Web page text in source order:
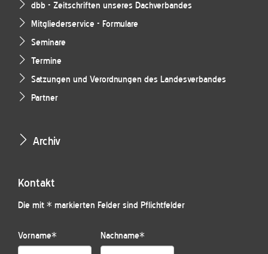
dbb - Zeitschriften unseres Dachverbandes
Mitgliederservice - Formulare
Seminare
Termine
Satzungen und Verordnungen des Landesverbandes
Partner
Archiv
Kontakt
Die mit * markierten Felder sind Pflichtfelder
Vorname* Nachname*